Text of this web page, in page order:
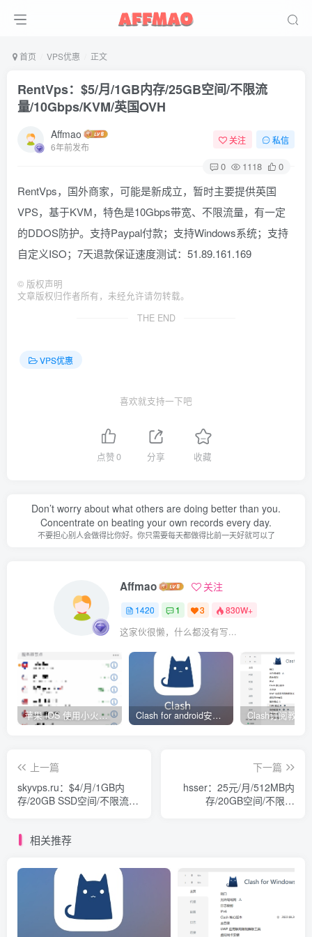
首页 VPS优惠 正文
RentVps：$5/月/1GB内存/25GB空间/不限流
量/10Gbps/KVM/英国OVH
Affmao
6年前发布
关注 私信
0 1118 0
RentVps，国外商家，可能是新成立，暂时主要提供英国
VPS，基于KVM，特色是10Gbps带宽、不限流量，有一定
的DDOS防护。支持Paypal付款；支持Windows系统；支持
自定义ISO；7天退款保证速度测试：51.89.161.169
© 版权声明
文章版权归作者所有，未经允许请勿转载。
THE END
VPS优惠
喜欢就支持一下吧
点赞0 分享 收藏
Don’t worry about what others are doing better than you.
Concentrate on beating your own records every day.
不要担心别人会做得比你好。你只需要每天都做得比前一天好就可以了
Affmao 关注
1420 1 3 830W+
这家伙很懒，什么都没有写...
苹果 iOS 使用小火箭(shadowrocket)新手教程 Clash for android安卓客户端保姆级新手使用教程
上一篇
skyvps.ru：$4/月/1GB内
存/20GB SSD空间/不限流
下一篇
hsser：25元/月/512MB内
存/20GB空间/不限流
相关推荐